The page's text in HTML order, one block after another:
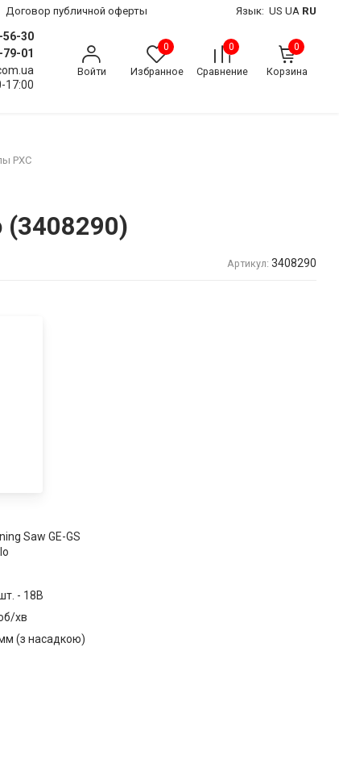
Договор публичной оферты Язык: US UA RU
56-30
01
17:00
Войти
0
Избранное
0
Сравнение
0
Корзина
PXC
(3408290)
Артикул: 3408290
Saw GE-GS
- 18В
хв
(з насадкою)